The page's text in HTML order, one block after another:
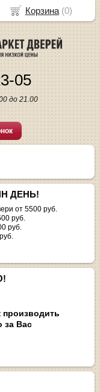
05
до 21.00
ДЕНЬ!
от 5500 руб.
руб.
руб.
производить
за Вас
Корзина(0)